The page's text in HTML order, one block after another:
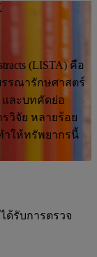
(LISTA) คือ
รณารักษศาสตร์
และบทคัดย่อ
วิจัย หลายร้อย
ำให้ทรัพยากรนี้
ด้รับการตรวจ